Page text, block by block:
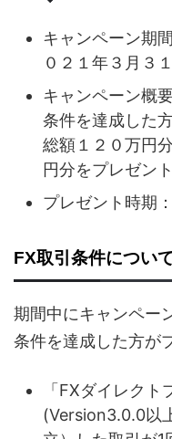
キャンペーン期
０２１年３月３
キャンペーン概
条件を達成した
総額１２０万円
円分をプレゼント
プレゼント時期
FX取引条件につい
期間中にキャンペー
条件を達成した方が
「FXダイレク
(Version3.0.0以